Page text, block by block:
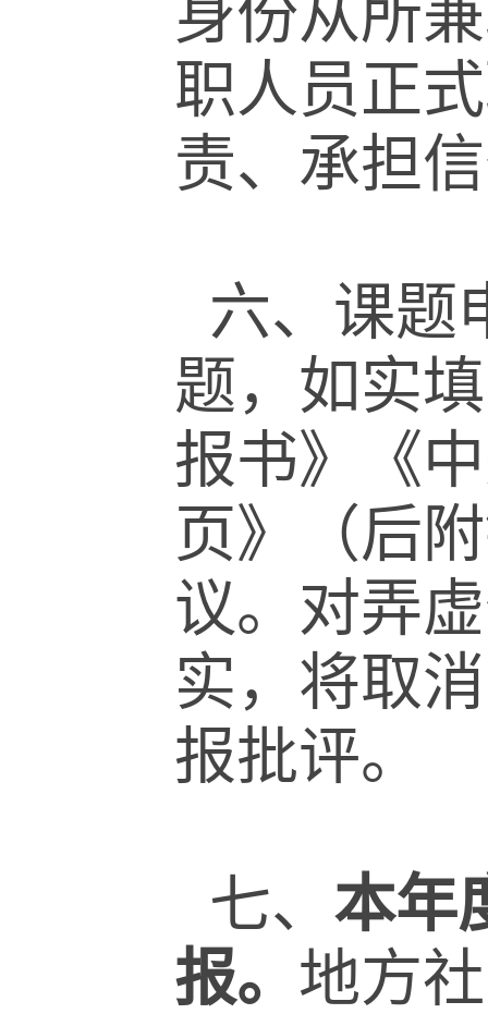
身份从所
职人员正
责、承担
六、课题
题，如实
报书》《
页》（后
议。对弄
实，将取
报批评。
七、 本年
报。 地方